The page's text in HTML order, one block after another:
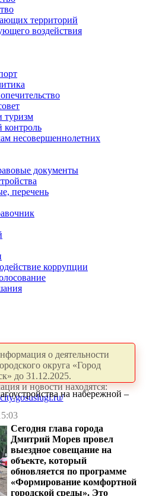
территорий
воздействия
туризм
несовершеннолетних
документы
перечень
коррупции
о деятельности
округа «Город
до 31.12.2025.
и новости находятся:
на набережной –
Сегодня глава города
Дмитрий Морев провел
выездное совещание на
объекте, который
обновляется по программе
«Формирование комфортной
городской среды». Это